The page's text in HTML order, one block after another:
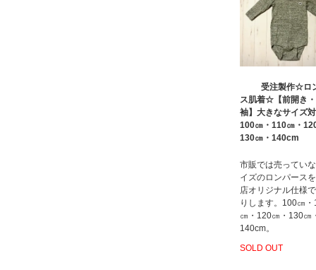
受注製作☆ロ
ス肌着☆【前開き
袖】大きなサイズ
100㎝・110㎝・
130㎝・140cm
市販では売ってい
イズのロンパース
店オリジナル仕様
りします。100㎝
㎝・120㎝・130㎝
140cm。
SOLD OUT